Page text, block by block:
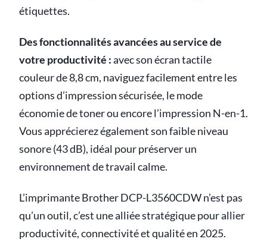
étiquettes.
Des fonctionnalités avancées au service de
votre productivité :avec son écran tactile
couleur de 8,8 cm, naviguez facilement entre les
options d’impression sécurisée, le mode
économie de toner ou encore l’impression N-en-1.
Vous apprécierez également son faible niveau
sonore (43 dB), idéal pour préserver un
environnement de travail calme.
L’imprimante Brother DCP-L3560CDW n’est pas
qu’un outil, c’est une alliée stratégique pour allier
productivité, connectivité et qualité en 2025.